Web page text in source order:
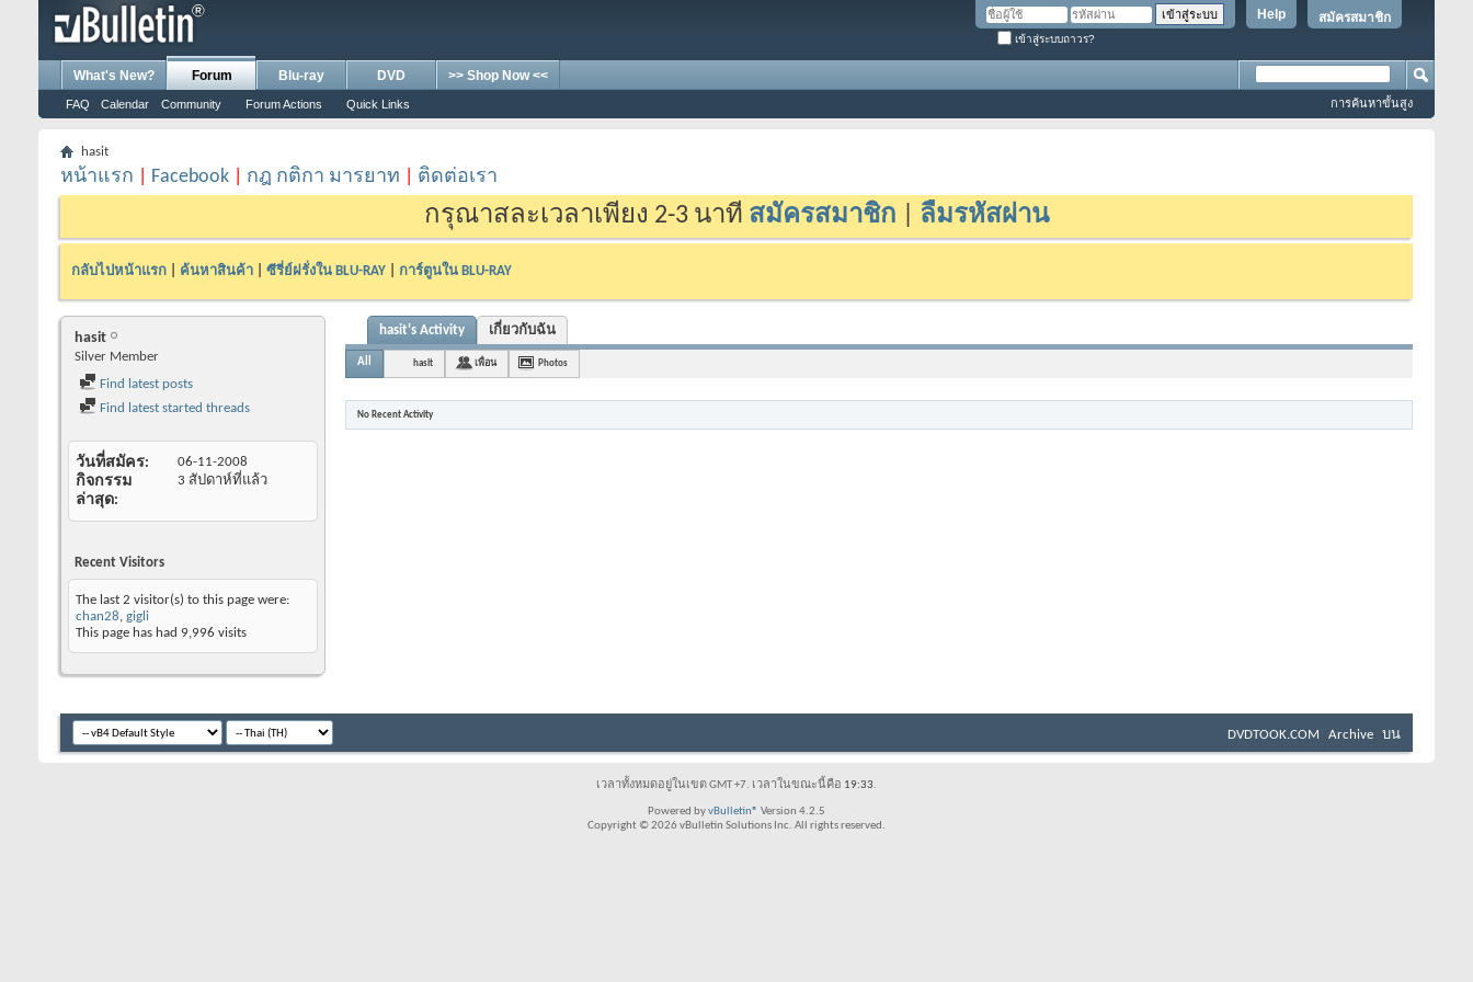
สมัครสมาชิก
Help
เข้าสู่ระบบถาวร?
What's New? Forum
FAQ Calendar Community Forum Actions Quick Links
Blu-ray DVD >> Shop Now <<
การค้นหาขั้นสูง
hasit
หน้าแรก Facebook กฎ กติกา มารยาท ติดต่อเรา
กรุณาสละเวลาเพียง 2-3 นาที สมัครสมาชิก ลืมรหัสผ่าน
กลับไปหน้าแรก ค้นหาสินค้า ซีรี่ย์ฝรั่งใน BLU-RAY การ์ตูนใน BLU-RAY
hasit
Silver Member
Find latest posts
Find latest started threads
วันที่สมัคร 06-11-2008
กิจกรรม
ล่าสุด
3 สัปดาห์ที่แล้ว
Recent Visitors
The last 2 visitor(s) to this page were:
chan28, gigli
This page has had 9,996 visits
hasit's Activity เกี่ยวกับฉัน
All hasit เพื่อน Photos
No Recent Activity
DVDTOOK.COM Archive บน
เวลาทั้งหมดอยู่ในเขต GMT +7. เวลาในขณะนี้คือ 19:33.
Powered byvBulletin® Version 4.2.5
Copyright © 2026 vBulletin Solutions Inc. All rights reserved.